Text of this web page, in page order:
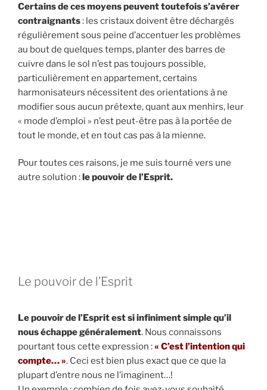
Certains de ces moyens peuvent toutefois s’avérer
contraignants: les cristaux doivent être déchargés
régulièrement sous peine d’accentuer les problèmes
au bout de quelques temps, planter des barres de
cuivre dans le sol n’est pas toujours possible,
particulièrement en appartement, certains
harmonisateurs nécessitent des orientations à ne
modifier sous aucun prétexte, quant aux menhirs, leur
« mode d’emploi » n’est peut-être pas à la portée de
tout le monde, et en tout cas pas à la mienne.
Pour toutes ces raisons, je me suis tourné vers une
autre solution :le pouvoir de l’Esprit.
Le pouvoir de l’Esprit
Le pouvoir de l’Esprit est si infiniment simple qu’il
nous échappe généralement. Nous connaissons
pourtant tous cette expression :« C’est l’intention qui
compte… ». Ceci est bien plus exact que ce que la
plupart d’entre nous ne l’imaginent…!